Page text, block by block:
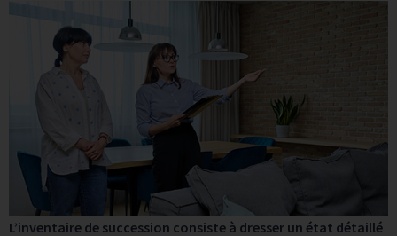
L’inventaire de succession consiste à dresser un état détaillé